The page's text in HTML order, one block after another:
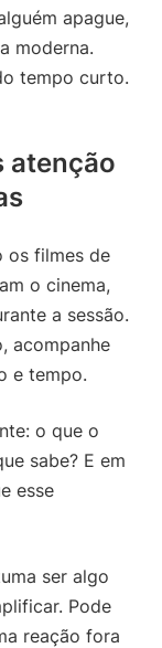
apague,
moderna.
tempo curto.
atenção
os filmes de
o cinema,
a sessão.
acompanhe
e tempo.
o que o
sabe? E em
esse
ser algo
Pode
reação fora